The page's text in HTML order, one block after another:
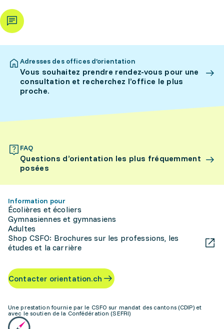
Adresses des offices d’orientation
Vous souhaitez prendre rendez-vous pour une
consultation et recherchez l’office le plus
proche.
FAQ
Questions d’orientation les plus fréquemment
posées
Information pour
Écolières et écoliers
Gymnasiennes et gymnasiens
Adultes
Shop CSFO: Brochures sur les professions, les
études et la carrière
Contacter orientation.ch
Une prestation fournie par le CSFO sur mandat des cantons (CDIP) et
avec le soutien de la Confédération (SEFRI)